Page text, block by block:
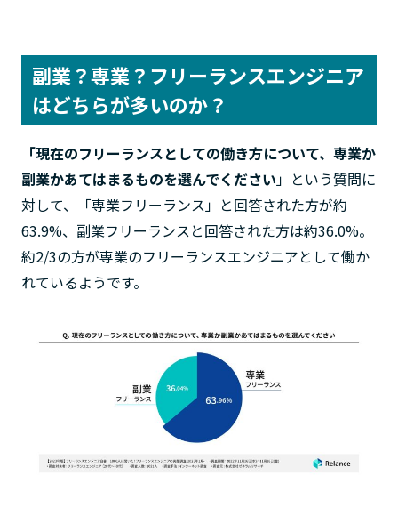
副業？専業？フリーランスエンジニア
はどちらが多いのか？
「現在のフリーランスとしての働き方について、専業か
副業かあてはまるものを選んでください」という質問に
対して、「専業フリーランス」と回答された方が約
63.9%、副業フリーランスと回答された方は約36.0%。
約2/3の方が専業のフリーランスエンジニアとして働か
れているようです。